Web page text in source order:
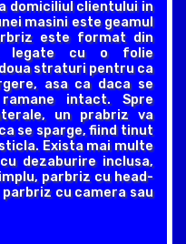
domiciliul clientului in
masini este geamul
este format din
legate cu o folie
straturi pentru ca
asa ca daca se
intact. Spre
un prabriz va
se sparge, fiind tinut
Exista mai multe
dezaburire inclusa,
parbriz cu head-
cu camera sau